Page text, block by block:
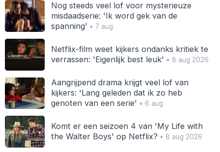
Nog steeds veel lof voor mysterieuze
misdaadserie: 'Ik word gek van de
spanning' • 7 aug
Netflix-film weet kijkers ondanks kritiek te
verrassen: 'Eigenlijk best leuk' • 8 aug 2026
Aangrijpend drama krijgt veel lof van
kijkers: 'Lang geleden dat ik zo heb
genoten van een serie' • 6 aug
Komt er een seizoen 4 van 'My Life with
the Walter Boys' op Netflix? • 8 aug 2026